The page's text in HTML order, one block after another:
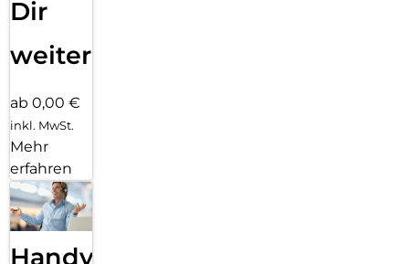
Dir
weiter
ab 0,00 €
inkl. MwSt.
Mehr
erfahren
Handy